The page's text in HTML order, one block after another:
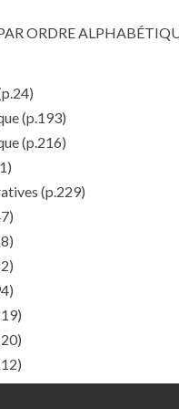
ORDRE
(p.193)
(p.216)
(p.229)